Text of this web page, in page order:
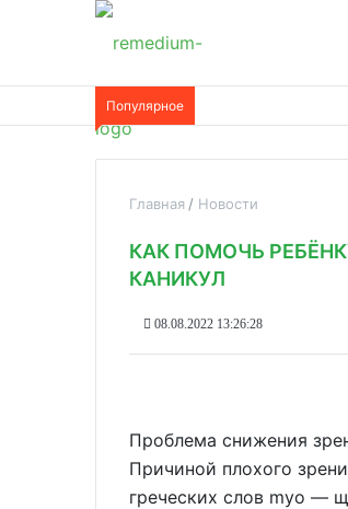
Популярное
Главная Новости
КАК ПОМОЧЬ
КАНИКУЛ
08.08.2022 13:26:28
Проблема снижения
Причиной плохого
греческих слов myo —